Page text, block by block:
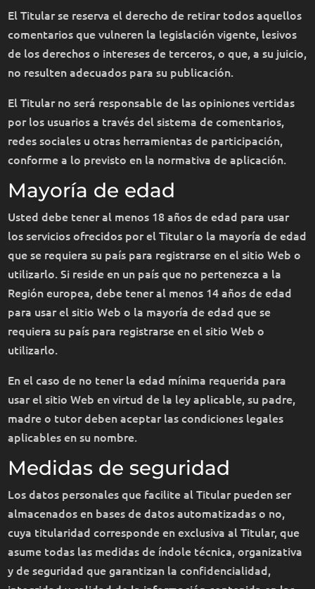
El Titular se reserva el derecho de retirar todos aquellos
comentarios que vulneren la legislación vigente, lesivos
de los derechos o intereses de terceros, o que, a su juicio,
no resulten adecuados para su publicación.
El Titular no será responsable de las opiniones vertidas
por los usuarios a través del sistema de comentarios,
redes sociales u otras herramientas de participación,
conforme a lo previsto en la normativa de aplicación.
Mayoría de edad
Usted debe tener al menos 18 años de edad para usar
los servicios ofrecidos por el Titular o la mayoría de edad
que se requiera su país para registrarse en el sitio Web o
utilizarlo. Si reside en un país que no pertenezca a la
Región europea, debe tener al menos 14 años de edad
para usar el sitio Web o la mayoría de edad que se
requiera su país para registrarse en el sitio Web o
utilizarlo.
En el caso de no tener la edad mínima requerida para
usar el sitio Web en virtud de la ley aplicable, su padre,
madre o tutor deben aceptar las condiciones legales
aplicables en su nombre.
Medidas de seguridad
Los datos personales que facilite al Titular pueden ser
almacenados en bases de datos automatizadas o no,
cuya titularidad corresponde en exclusiva al Titular, que
asume todas las medidas de índole técnica, organizativa
y de seguridad que garantizan la confidencialidad,